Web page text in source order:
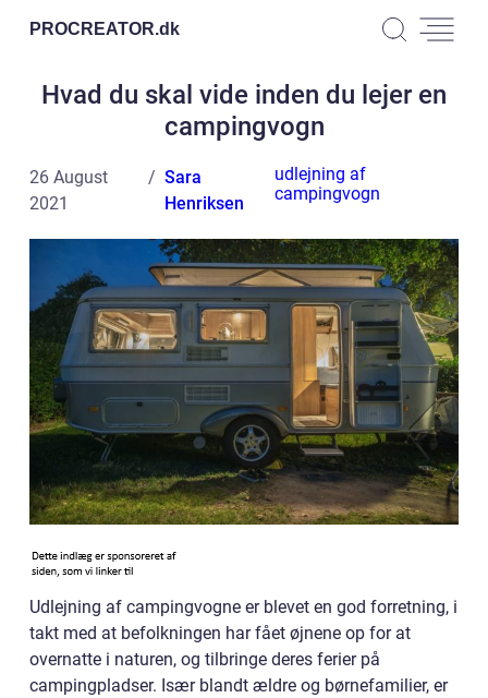
PROCREATOR.dk
Hvad du skal vide inden du lejer en
campingvogn
26 August
2021
Sara
Henriksen
udlejning af
campingvogn
Udlejning af campingvogne er blevet en god forretning, i
takt med at befolkningen har fået øjnene op for at
overnatte i naturen, og tilbringe deres ferier på
campingpladser. Især blandt ældre og børnefamilier, er